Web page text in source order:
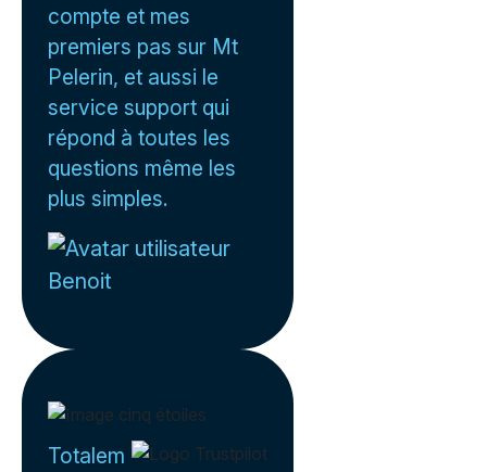
compte et mes
premiers pas sur Mt
Pelerin, et aussi le
service support qui
répond à toutes les
questions même les
plus simples.
Benoit
Totalem